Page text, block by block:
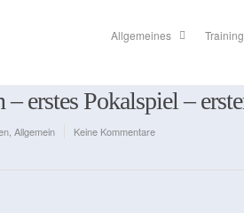
Allgemeines Training
– erstes Pokalspiel –
, Allgemein Keine Kommentare